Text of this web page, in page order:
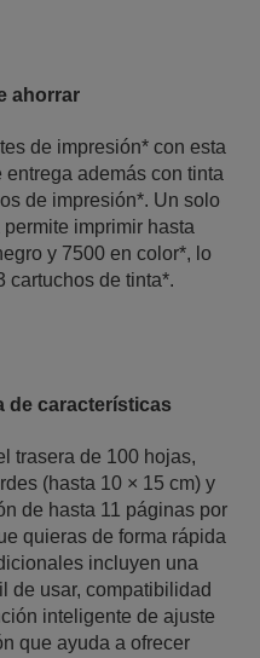
ahorrar
de impresión* con esta
además con tinta
de impresión*. Un solo
imprimir hasta
y 7500 en color*, lo
cartuchos de tinta*.
de características
trasera de 100 hojas,
(hasta 10 × 15 cm) y
de hasta 11 páginas por
quieras de forma rápida
incluyen una
de usar, compatibilidad
inteligente de ajuste
que ayuda a ofrecer